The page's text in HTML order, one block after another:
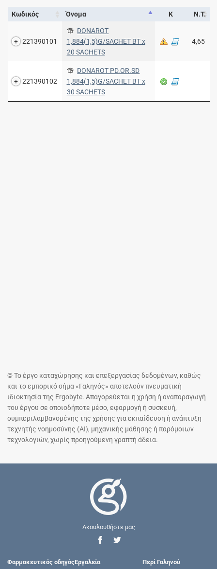
Κωδικός Όνομα Κ Ν.Τ.
221390101
DONAROT
1,884(1,5)G/SACHET BT x
20 SACHETS
4,65
221390102
DONAROT PD.OR.SD
1,884(1,5)G/SACHET BT x
30 SACHETS
© Το έργο καταχώρησης και επεξεργασίας δεδομένων, καθώς
και το εμπορικό σήμα «Γαληνός» αποτελούν πνευματική
ιδιοκτησία της Ergobyte. Απαγορεύεται η χρήση ή αναπαραγωγή
του έργου σε οποιοδήποτε μέσο, εφαρμογή ή συσκευή,
συμπεριλαμβανομένης της χρήσης για εκπαίδευση ή ανάπτυξη
τεχνητής νοημοσύνης (AI), μηχανικής μάθησης ή παρόμοιων
τεχνολογιών, χωρίς προηγούμενη γραπτή άδεια.
Ακουλουθήστε μας
Φαρμακευτικός οδηγόςΕργαλεία Περί Γαληνού